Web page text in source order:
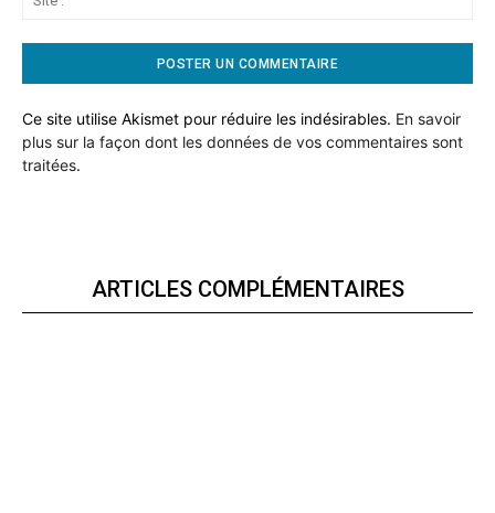
Ce site utilise Akismet pour réduire les indésirables. En savoir
plus sur la façon dont les données de vos commentaires sont
traitées.
ARTICLES COMPLÉMENTAIRES